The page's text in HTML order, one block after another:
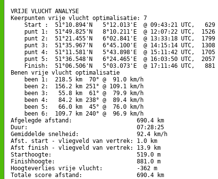
VRIJE VLUCHT ANALYSE
Keerpunten vrije vlucht optimalisatie: 7
Start :  51°10.894'N   5°12.013'E  @ 09:43:21 UTC,   629
punt 1:  51°49.825'N   8°10.211'E  @ 12:07:22 UTC,  1526
punt 2:  51°21.455'N   6°02.841'E  @ 13:33:18 UTC,  1799
punt 3:  51°35.967'N   6°45.100'E  @ 14:15:14 UTC,  1308
punt 4:  51°11.581'N   5°43.898'E  @ 15:11:42 UTC,  1705
punt 5:  51°36.548'N   6°24.465'E  @ 16:03:50 UTC,  2057
Finish:  51°06.506'N   5°03.073'E  @ 17:11:46 UTC,   881
Benen vrije vlucht optimalisatie
    been 1:  218.5 km  70° @  91.0 km/h
    been 2:  156.2 km 251° @ 109.1 km/h
    been 3:   55.8 km  61° @  79.9 km/h
    been 4:   84.2 km 238° @  89.4 km/h
    been 5:   66.0 km  45° @  76.0 km/h
    been 6:  109.7 km 240° @  96.9 km/h
Afgelegde afstand:                   690.4 km
Duur:                                07:28:25
Gemiddelde snelheid:                 92.4 km/h
Afst. start - vliegveld van vertrek: 1.0 km
Afst finish - vliegveld van vertrek: 13.9 km
Starthoogte:                         519.0 m
Finishhoogte:                        881.0 m
Hoogteverlies vrije vlucht:          -362 m
Totale score afstand:                690.4 km